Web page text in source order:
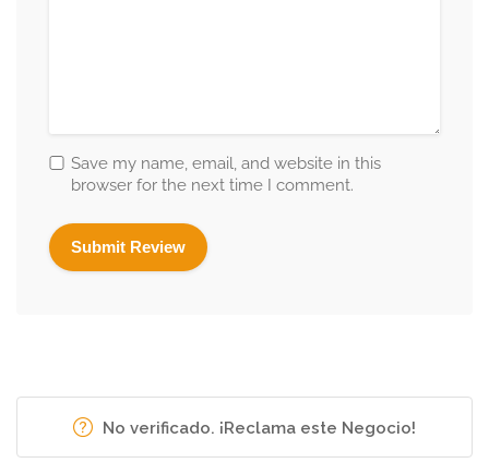
Save my name, email, and website in this
browser for the next time I comment.
No verificado. ¡Reclama este Negocio!